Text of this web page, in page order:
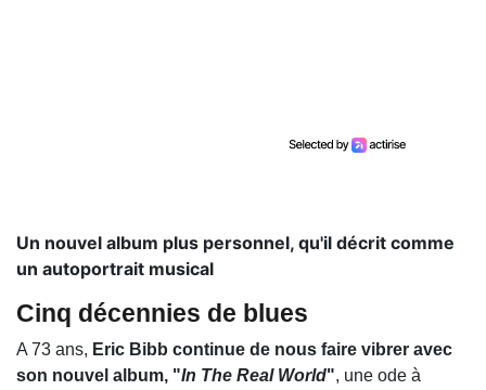
Un nouvel album plus personnel, qu'il décrit comme
un autoportrait musical
Cinq décennies de blues
A 73 ans, Eric Bibb continue de nous faire vibrer avec
son nouvel album, "In The Real World", une ode à